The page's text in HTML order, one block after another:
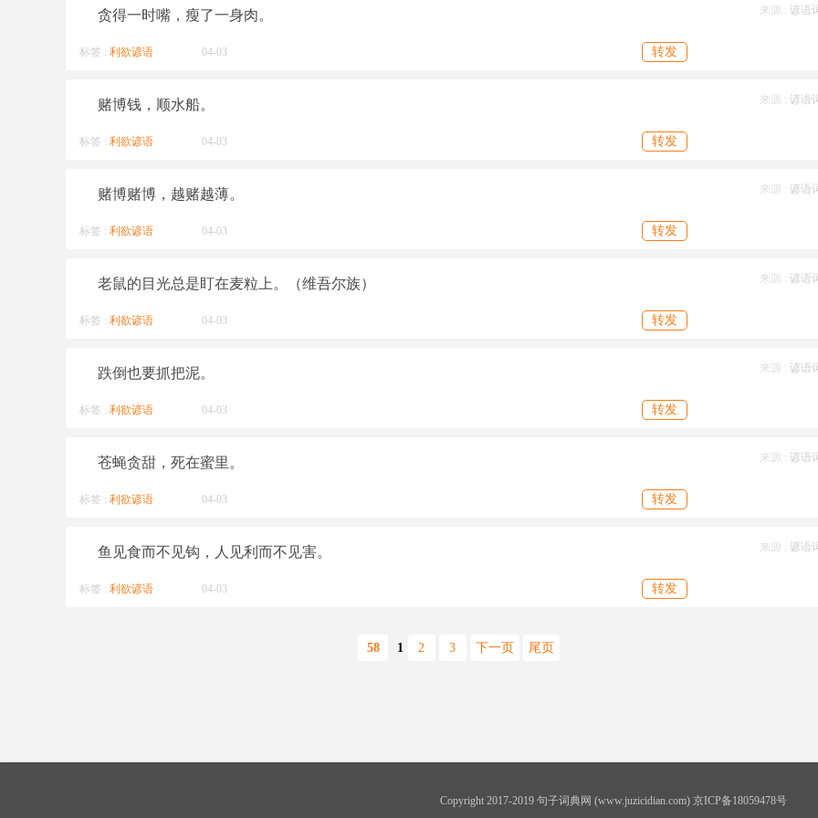
贪得一时嘴，瘦了一身肉。
标签 : 利欲谚语 04-03 转发
来源 : 谚语
赌博钱，顺水船。
标签 : 利欲谚语 04-03 转发
来源 : 谚语
赌博赌博，越赌越薄。
标签 : 利欲谚语 04-03 转发
来源 : 谚语
老鼠的目光总是盯在麦粒上。（维吾尔族）
标签 : 利欲谚语 04-03 转发
来源 : 谚语
跌倒也要抓把泥。
标签 : 利欲谚语 04-03 转发
来源 : 谚语
苍蝇贪甜，死在蜜里。
标签 : 利欲谚语 04-03 转发
来源 : 谚语
鱼见食而不见钩，人见利而不见害。
标签 : 利欲谚语 04-03 转发
来源 : 谚语
58 1 2 3 下一页 尾页
Copyright 2017-2019 句子词典网 (www.juzicidian.com) 京ICP备18059478号